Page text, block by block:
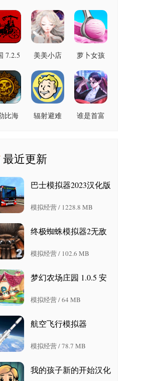
新版
2.2.21445.33139
手机版
安卓版
7.2.5
美美小店
版
萝卜女孩
版
比海
辐射避难
谁是首富
最近更新
巴士模拟器2023汉化版
模拟经营 / 1228.8 MB
终极蜘蛛模拟器2无敌
模拟经营 / 102.6 MB
梦幻农场庄园 1.0.5 安
模拟经营 / 64 MB
航空飞行模拟器
模拟经营 / 78.7 MB
我的孩子新的开始汉化